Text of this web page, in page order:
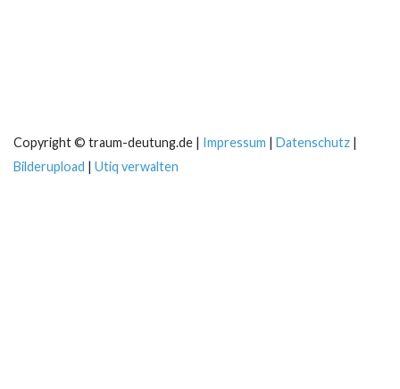
Copyright © traum-deutung.de | Impressum | Datenschutz |
Bilderupload | Utiq verwalten